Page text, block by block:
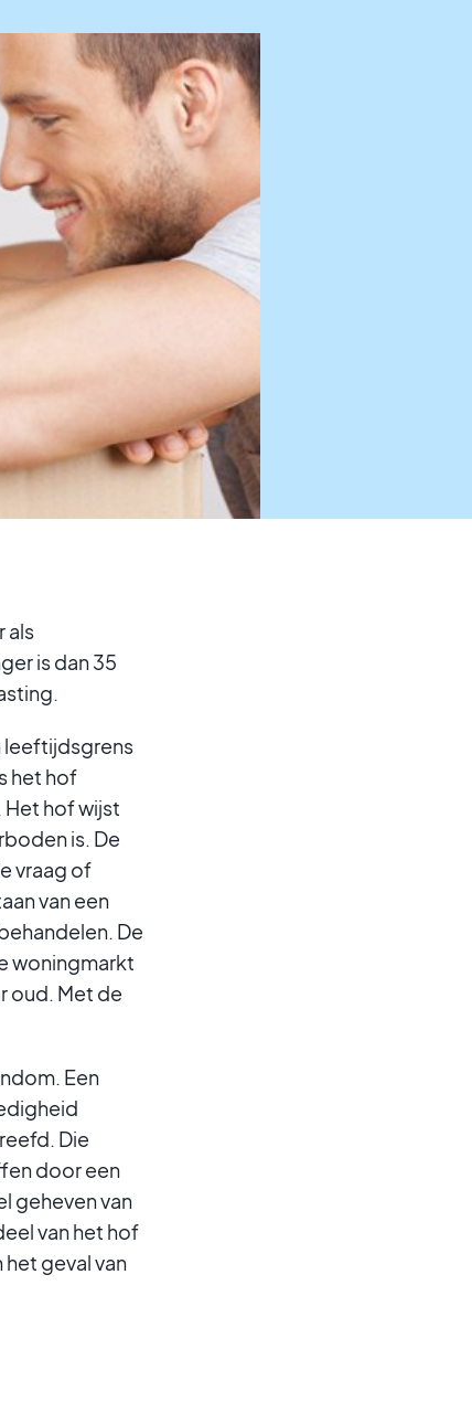
als
is dan 35
leeftijdsgrens
het hof
hof wijst
is. De
vraag of
van een
De
woningmarkt
oud. Met de
Een
Die
door een
geheven van
van het hof
het geval van